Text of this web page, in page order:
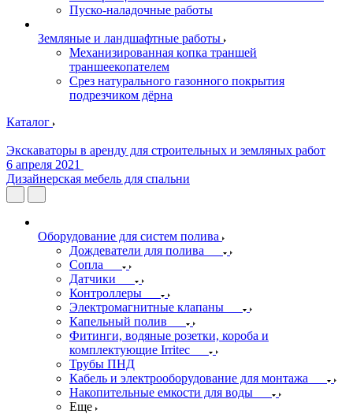
Пуско-наладочные работы
Земляные и ландшафтные работы
Механизированная копка траншей
траншеекопателем
Срез натурального газонного покрытия
подрезчиком дёрна
Каталог
Экскаваторы в аренду для строительных и земляных работ
6 апреля 2021
Дизайнерская мебель для спальни
Оборудование для систем полива
Дождеватели для полива
Сопла
Датчики
Контроллеры
Электромагнитные клапаны
Капельный полив
Фитинги, водяные розетки, короба и
комплектующие Irritec
Трубы ПНД
Кабель и электрооборудование для монтажа
Накопительные емкости для воды
Еще